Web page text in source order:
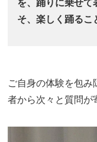
そ、楽しく踊るこ
ご自身の体験を包
者から次々と質問が